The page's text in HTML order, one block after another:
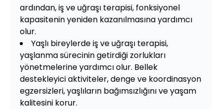
ardından, iş ve uğraşı terapisi, fonksiyonel
kapasitenin yeniden kazanılmasına yardımcı
olur.
Yaşlı bireylerde iş ve uğraşı terapisi,
yaşlanma sürecinin getirdiği zorlukları
yönetmelerine yardımcı olur. Bellek
destekleyici aktiviteler, denge ve koordinasyon
egzersizleri, yaşlıların bağımsızlığını ve yaşam
kalitesini korur.